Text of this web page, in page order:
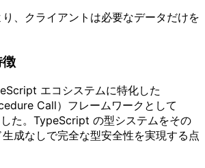
、クライアントは必要なデータだけを
徴
エコシステムに特化した
Call）フレームワークとして
た。TypeScript の型システムをその
成なしで完全な型安全性を実現する点